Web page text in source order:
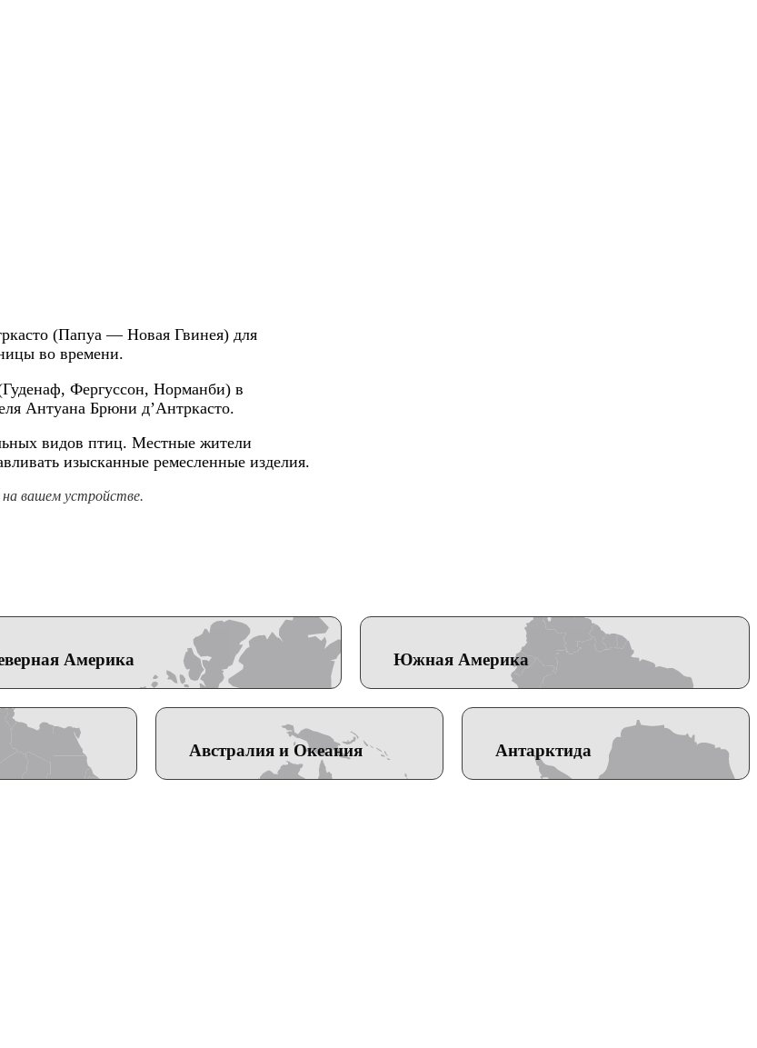
(Папуа — Новая Гвинея) для
во времени.
Фергуссон, Норманби) в
Антуана Брюни д’Антркасто.
видов птиц. Местные жители
изысканные ремесленные изделия.
вашем устройстве.
Америка Южная Америка
Австралия и Океания Антарктида